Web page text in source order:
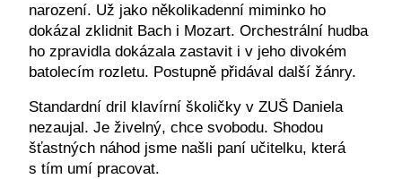
narození. Už jako několikadenní miminko ho
dokázal zklidnit Bach i Mozart. Orchestrální hudba
ho zpravidla dokázala zastavit i v jeho divokém
batolecím rozletu. Postupně přidával další žánry.
Standardní dril klavírní školičky v ZUŠ Daniela
nezaujal. Je živelný, chce svobodu. Shodou
šťastných náhod jsme našli paní učitelku, která
s tím umí pracovat.